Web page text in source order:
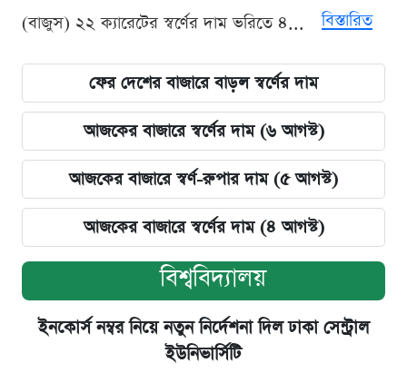
(বাজুস) ২২ ক্যারেটের স্বর্ণের দাম ভরিতে ৪...
বিস্তারিত
ফের দেশের বাজারে বাড়ল স্বর্ণের দাম
আজকের বাজারে স্বর্ণের দাম (৬ আগস্ট)
আজকের বাজারে স্বর্ণ-রুপার দাম (৫ আগস্ট)
আজকের বাজারে স্বর্ণের দাম (৪ আগস্ট)
বিশ্ববিদ্যালয়
ইনকোর্স নম্বর নিয়ে নতুন নির্দেশনা দিল ঢাকা সেন্ট্রাল
ইউনিভার্সিটি